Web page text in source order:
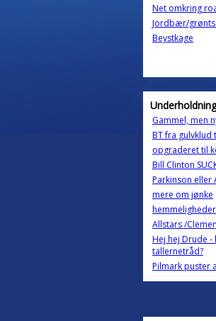
Net omkring
Jordbær/
Beystkage
Underholdning
Gammel, men
BT fra gulvklud
opgraderet til
Bill Clinton
Parkinson eller
mere om jønke
Allstars /
Hej hej Drude
tallernetråd?
Pilmark puster